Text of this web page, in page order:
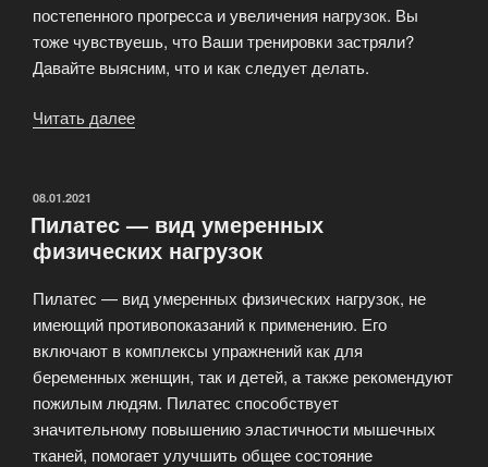
постепенного прогресса и увеличения нагрузок. Вы
тоже чувствуешь, что Ваши тренировки застряли?
Давайте выясним, что и как следует делать.
Читать далее
как
нужно
вес»
ОПУБЛИКОВАНО
08.01.2021
Пилатес — вид умеренных
физических нагрузок
Пилатес — вид умеренных физических нагрузок, не
имеющий противопоказаний к применению. Его
включают в комплексы упражнений как для
беременных женщин, так и детей, а также рекомендуют
пожилым людям. Пилатес способствует
значительному повышению эластичности мышечных
тканей, помогает улучшить общее состояние